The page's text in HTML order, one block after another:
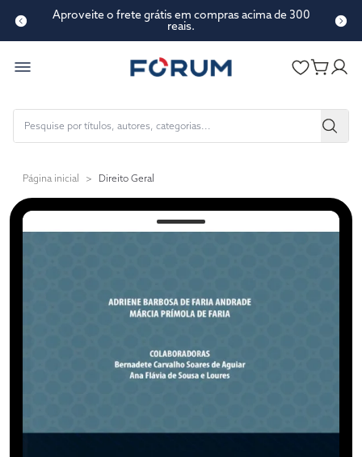
Aproveite o frete grátis em compras acima de 300
reais.
Página inicial > Direito Geral